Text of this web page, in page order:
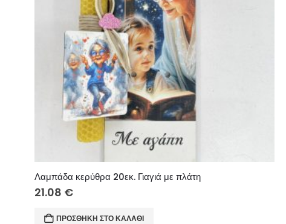
Λαμπάδα κερύθρα 20εκ. Γιαγιά με πλάτη
21.08 €
ΠΡΟΣΘΉΚΗ ΣΤΟ ΚΑΛΆΘΙ